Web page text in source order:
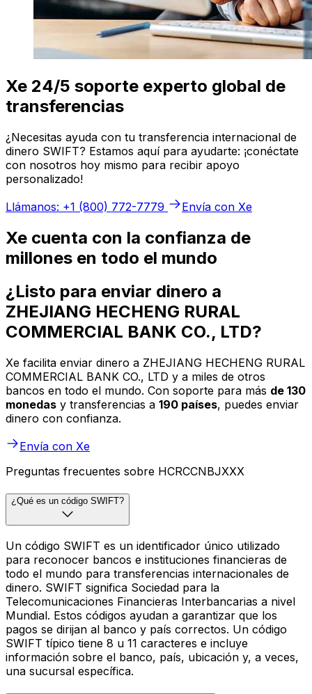
Xe 24/5 soporte experto global de
transferencias
¿Necesitas ayuda con tu transferencia internacional de
dinero SWIFT? Estamos aquí para ayudarte: ¡conéctate
con nosotros hoy mismo para recibir apoyo
personalizado!
Llámanos: +1 (800) 772-7779
Envía con Xe
Xe cuenta con la confianza de
millones en todo el mundo
¿Listo para enviar dinero a
ZHEJIANG HECHENG RURAL
COMMERCIAL BANK CO., LTD?
Xe facilita enviar dinero a ZHEJIANG HECHENG RURAL
COMMERCIAL BANK CO., LTD y a miles de otros
bancos en todo el mundo. Con soporte para más de 130
monedas y transferencias a 190 países, puedes enviar
dinero con confianza.
Envía con Xe
Preguntas frecuentes sobre HCRCCNBJXXX
¿Qué es un código SWIFT?
Un código SWIFT es un identificador único utilizado
para reconocer bancos e instituciones financieras de
todo el mundo para transferencias internacionales de
dinero. SWIFT significa Sociedad para la
Telecomunicaciones Financieras Interbancarias a nivel
Mundial. Estos códigos ayudan a garantizar que los
pagos se dirijan al banco y país correctos. Un código
SWIFT típico tiene 8 u 11 caracteres e incluye
información sobre el banco, país, ubicación y, a veces,
una sucursal específica.